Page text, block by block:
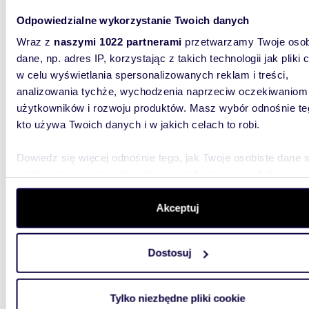
Odpowiedzialne wykorzystanie Twoich danych
Wraz z naszymi 1022 partnerami przetwarzamy Twoje
dane, np. adres IP, korzystając z takich technologii jak pliki
w celu wyświetlania spersonalizowanych reklam i treści,
analizowania tychże, wychodzenia naprzeciw oczekiwaniom
użytkowników i rozwoju produktów. Masz wybór odnośnie
kto używa Twoich danych i w jakich celach to robi.
Dowiedz się więcej odnośnie tego, jak Twoje osobiste dane
szczegółów. W Deklaracji plików cookie możesz zmienić
wycofać swoją zgodę w dowolnej chwili.
aby oferować funkcje społecznościowe i analizować ruch w
witrynie. Informacje o tym, jak korzystasz z naszej witryny,
analitycznym. Partnerzy mogą połączyć te informacje z
Akceptuj
Dostosuj
Tylko niezbędne pliki cookie
WYRÓŻNIONE 53,57
Sprzedam gotowe 3-pokojowe mieszkanie 54 m²
699
Gotowe